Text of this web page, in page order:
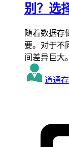
别？选
随着数据存
要。对于不
间差异巨大
道通